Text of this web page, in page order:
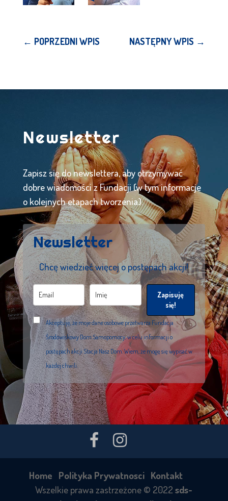
← POPRZEDNI WPIS NASTĘPNY WPIS →
Newsletter
Zapisz się do newslettera, aby otrzymywać
dobre wiadomości z Fundacji (w tym informacje
o kolejnych etapach tworzenia).
Newsletter
Chcę wiedzieć więcej o postępach akcji!
Zapisuję
się!
Akceptuję, że moje dane osobowe przetwarza Fundacja
Środowiskowy Dom Samopomocy, w celu informacji o
postępach akcji Stacja Nasz Dom. Wiem, że mogę się wypisać w
każdej chwili.
Home Polityka Prywatnosci Kontakt
Wszelkie prawa zastrzeżone © 2022sds-